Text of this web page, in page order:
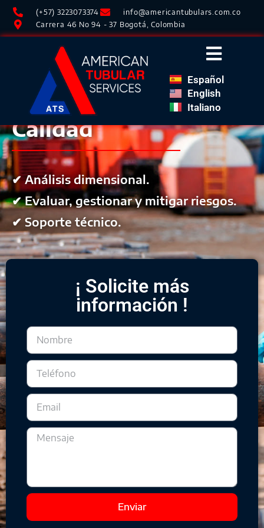
(+57) 3223073374
info@americantubulars.com.co
Carrera 46 No 94 - 37 Bogotá, Colombia
Español
English
Italiano
Aseguramiento de
Calidad
✔ Análisis dimensional.
✔ Evaluar, gestionar y mitigar riesgos.
✔ Soporte técnico.
¡ Solicite más
información !
Enviar